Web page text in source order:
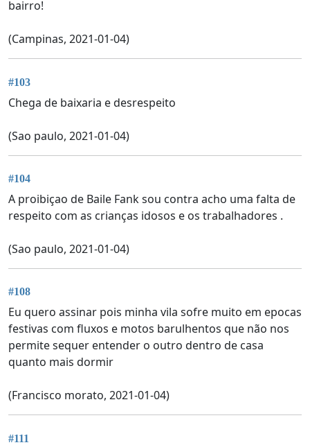
bairro!
(Campinas, 2021-01-04)
#103
Chega de baixaria e desrespeito
(Sao paulo, 2021-01-04)
#104
A proibiçao de Baile Fank sou contra acho uma falta de
respeito com as crianças idosos e os trabalhadores .
(Sao paulo, 2021-01-04)
#108
Eu quero assinar pois minha vila sofre muito em epocas
festivas com fluxos e motos barulhentos que não nos
permite sequer entender o outro dentro de casa
quanto mais dormir
(Francisco morato, 2021-01-04)
#111